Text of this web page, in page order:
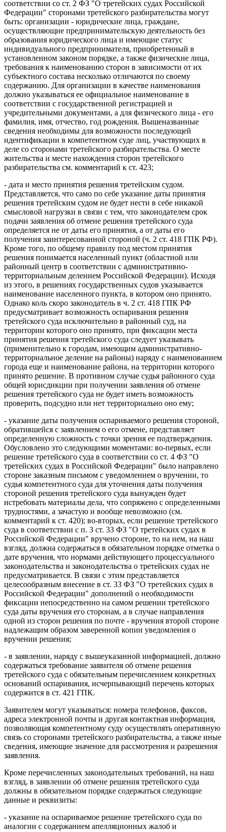
соответствии со ст. 2 ФЗ "О третейских судах Российской
Федерации" сторонами третейского разбирательства могут
быть: организации - юридические лица, граждане,
осуществляющие предпринимательскую деятельность без
образования юридического лица и имеющие статус
индивидуального предпринимателя, приобретенный в
установленном законом порядке, а также физические лица,
требования к наименованию сторон в зависимости от их
субъектного состава несколько отличаются по своему
содержанию. Для организации в качестве наименования
должно указываться ее официальное наименование в
соответствии с государственной регистрацией и
учредительными документами, а для физического лица - его
фамилия, имя, отчество, год рождения. Вышеназванные
сведения необходимы для возможности последующей
идентификации в компетентном суде лиц, участвующих в
деле со сторонами третейского разбирательства. О месте
жительства и месте нахождения сторон третейского
разбирательства см. комментарий к ст. 423;
- дата и место принятия решения третейским судом.
Представляется, что само по себе указание даты принятия
решения третейским судом не будет нести в себе никакой
смысловой нагрузки в связи с тем, что законодателем срок
подачи заявления об отмене решения третейского суда
определяется не от даты его принятия, а от даты его
получения заинтересованной стороной (ч. 2 ст. 418 ГПК РФ).
Кроме того, по общему правилу под местом принятия
решения понимается населенный пункт (областной или
районный центр в соответствии с административно-
территориальным делением Российской Федерации). Исходя
из этого, в решениях государственных судов указывается
наименование населенного пункта, в котором оно принято.
Однако коль скоро законодатель в ч. 2 ст. 418 ГПК РФ
предусматривает возможность оспаривания решения
третейского суда исключительно в районный суд, на
территории которого оно принято, при фиксации места
принятия решения третейского суда следует указывать
(применительно к городам, имеющим административно-
территориальное деление на районы) наряду с наименованием
города еще и наименование района, на территории которого
принято решение. В противном случае судья районного суда
общей юрисдикции при получении заявления об отмене
решения третейского суда не будет иметь возможность
проверить, подсудно или нет территориально оно ему;
- указание даты получения оспариваемого решения стороной,
обратившейся с заявлением о его отмене, представляет
определенную сложность с точки зрения ее подтверждения.
Обусловлено это следующими моментами: во-первых, если
решение третейского суда в соответствии со ст. 4 ФЗ "О
третейских судах в Российской Федерации" было направлено
стороне заказным письмом с уведомлением о вручении, то
судья компетентного суда для уточнения даты получения
стороной решения третейского суда вынужден будет
истребовать материалы дела, что сопряжено с определенными
трудностями, а зачастую и вообще невозможно (см.
комментарий к ст. 420); во-вторых, если решение третейского
суда в соответствии с п. 3 ст. 33 ФЗ "О третейских судах в
Российской Федерации" вручено стороне, то на нем, на наш
взгляд, должна содержаться в обязательном порядке отметка о
дате вручения, что нормами действующего процессуального
законодательства и законодательства о третейских судах не
предусматривается. В связи с этим представляется
целесообразным внесение в ст. 33 ФЗ "О третейских судах в
Российской Федерации" дополнений о необходимости
фиксации непосредственно на самом решении третейского
суда даты вручения его сторонам, а в случае направления
одной из сторон решения по почте - вручения второй стороне
надлежащим образом заверенной копии уведомления о
вручении решения;
- в заявлении, наряду с вышеуказанной информацией, должно
содержаться требование заявителя об отмене решения
третейского суда с обязательным перечислением конкретных
оснований оспаривания, исчерпывающий перечень которых
содержится в ст. 421 ГПК.
Заявителем могут указываться: номера телефонов, факсов,
адреса электронной почты и другая контактная информация,
позволяющая компетентному суду осуществлять оперативную
связь со сторонами третейского разбирательства, а также иные
сведения, имеющие значение для рассмотрения и разрешения
заявления.
Кроме перечисленных законодательных требований, на наш
взгляд, в заявлении об отмене решения третейского суда
должны в обязательном порядке содержаться следующие
данные и реквизиты:
- указание на оспариваемое решение третейского суда по
аналогии с содержанием апелляционных жалоб и